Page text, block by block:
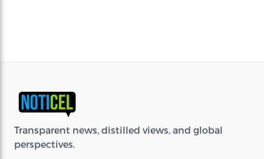
Transparent news, distilled views, and global
perspectives.